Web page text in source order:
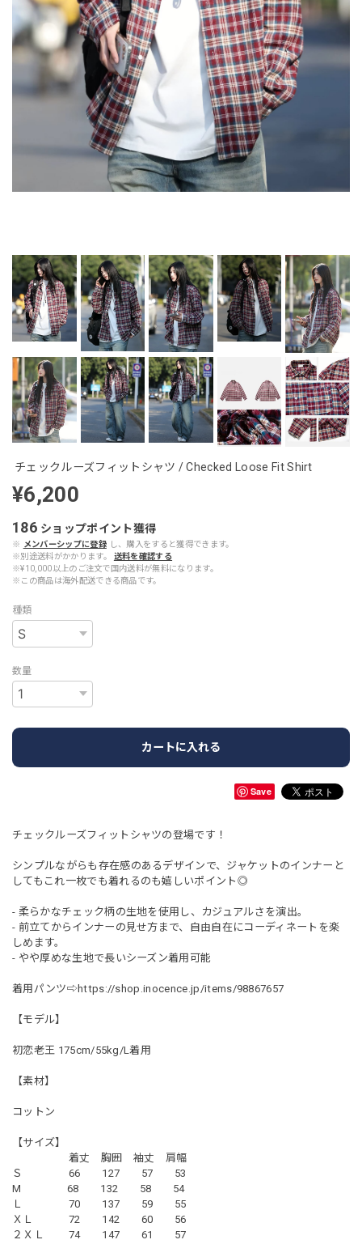
チェックルーズフィットシャツ / Checked Loose Fit Shirt
¥6,200
186 ショップポイント獲得
※ メンバーシップに登録 し、購入をすると獲得できます。
※別途送料がかかります。
送料を確認する
※¥10,000以上のご注文で国内送料が無料になります。
※この商品は海外配送できる商品です。
種類
数量
カートに入れる
Save
チェックルーズフィットシャツの登場です！
シンプルながらも存在感のあるデザインで、ジャケットのインナーと
してもこれ一枚でも着れるのも嬉しいポイント◎
- 柔らかなチェック柄の生地を使用し、カジュアルさを演出。
- 前立てからインナーの見せ方まで、自由自在にコーディネートを楽
しめます。
- やや厚めな生地で長いシーズン着用可能
着用パンツ⇨ https://shop.inocence.jp/items/98867657
【モデル】
初恋老王 175cm/55kg/L着用
【素材】
コットン
【サイズ】
着丈 胸囲 袖丈 肩幅
Ｓ 66 127 57 53
M 68 132 58 54
Ｌ 70 137 59 55
ＸＬ 72 142 60 56
２ＸＬ 74 147 61 57